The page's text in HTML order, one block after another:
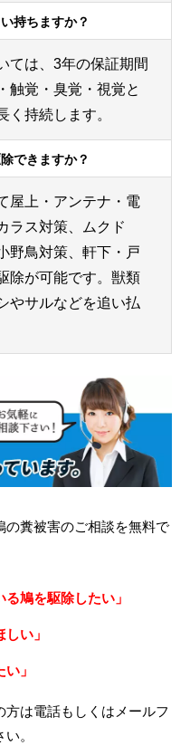
持ちますか？
ては、3年の保証期間
触覚・臭覚・視覚と
く持続します。
できますか？
屋上・アンテナ・電
ラス対策、ムクド
野鳥対策、軒下・戸
除が可能です。獣類
やサルなどを追い払
の糞被害のご相談を無料で
る鳩を駆除したい」
い」
」
方は電話もしくはメールフ
。